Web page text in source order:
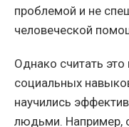
проблемой и не
человеческой
Однако считать это
социальных
научились
людьми. Например,